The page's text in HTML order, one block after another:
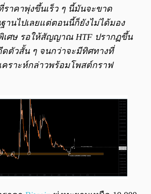
าคาพุ่งขึ้นเร็ว ๆ นี้มันจะขาด
านไปเลยแต่ตอนนี้ก็ยังไม่ได้มอง
เศษ รอให้สัญญาณ HTF ปรากฏขึ้น
ดตัวสั้น ๆ จนกว่าจะมีทิศทางที่
คราะห์กล่าวพร้อมโพสต์กราฟ